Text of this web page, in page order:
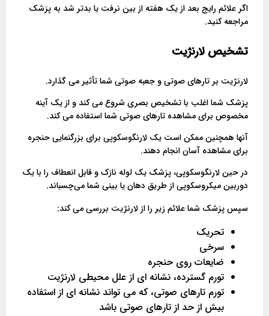
اگر علائم رایج بعد از یک هفته از بین نرفت یا بدتر شد به پزشک
مراجعه کنید.
تشخیص لارنژیت
لارنژیت بر تارهای صوتی و جعبه صوتی شما تأثیر می گذارد.
پزشک شما اغلب با تشخیص بصری شروع می کند و از یک آینه
مخصوص برای مشاهده تارهای صوتی شما استفاده می کند.
آنها همچنین ممکن است یک لارنگوسکوپی برای بزرگنمایی حنجره
برای مشاهده آسان انجام دهند.
در حین لارنگوسکوپی، پزشک یک لوله نازک و قابل انعطاف را با یک
دوربین میکروسکوپی از طریق دهان یا بینی شما می‌چسباند.
سپس پزشک شما علائم زیر را از لارنژیت بررسی می کند:
تحریک
سرخی
ضایعات روی حنجره
تورم گسترده، نشانه ای از علل محیطی لارنژیت
تورم تارهای صوتی، که می تواند نشانه ای از استفاده
بیش از حد از تارهای صوتی باشد